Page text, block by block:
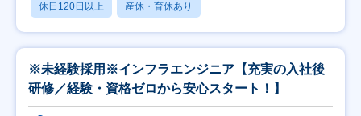
休日120日以上 産休・育休あり
※未経験採用※インフラエンジニア【充実の入社後
研修／経験・資格ゼロから安心スタート！】